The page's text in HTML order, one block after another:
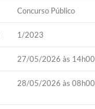
Concurso Público
1/2023
27/05/2026 às 14h00
28/05/2026 às 08h00